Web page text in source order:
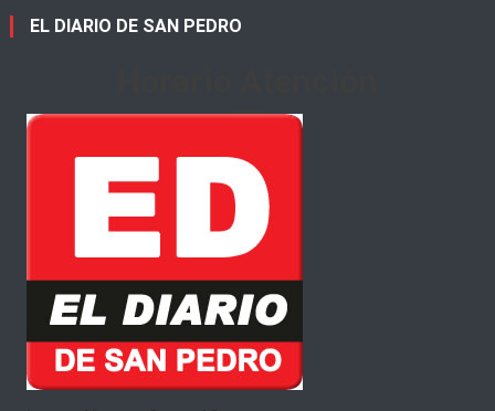
EL DIARIO DE SAN PEDRO